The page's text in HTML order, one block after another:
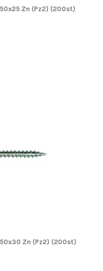
Zn (Pz2) (200st)
Zn (Pz2) (200st)